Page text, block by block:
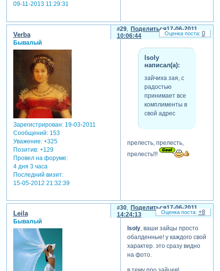
09-11-2013 11:29:31
Поделиться
29
17-06-2011
10:06:44
Verba
Бывалый
Зарегистрирован: 19-03-2011
Сообщений:153
Уважение: +325
Позитив: +129
Провел на форуме:
4 дня 3 часа
Последний визит:
15-05-2012 21:32:39
lsoly
написал(а):
зайчиха зая, с
радостью
принимает все
комплименты в
свой адрес
прелесть, прелесть,
прелесть!!!
0
Поделиться
30
17-06-2011
14:24:13
Leila
Бывалый
lsoly, ваши зайцы просто
обалденные! у каждого свой
характер. это сразу видно
на фото.
+8